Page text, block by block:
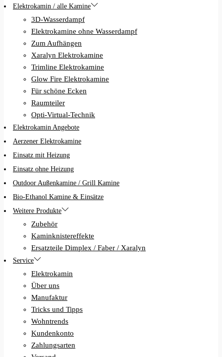
Elektrokamin / alle Kamine
3D-Wasserdampf
Elektrokamine ohne Wasserdampf
Zum Aufhängen
Xaralyn Elektrokamine
Trimline Elektrokamine
Glow Fire Elektrokamine
Für schöne Ecken
Raumteiler
Opti-Virtual-Technik
Elektrokamin Angebote
Aerzener Elektrokamine
Einsatz mit Heizung
Einsatz ohne Heizung
Outdoor Außenkamine / Grill Kamine
Bio-Ethanol Kamine & Einsätze
Weitere Produkte
Zubehör
Kaminknistereffekte
Ersatzteile Dimplex / Faber / Xaralyn
Service
Elektrokamin
Über uns
Manufaktur
Tricks und Tipps
Wohntrends
Kundenkonto
Zahlungsarten